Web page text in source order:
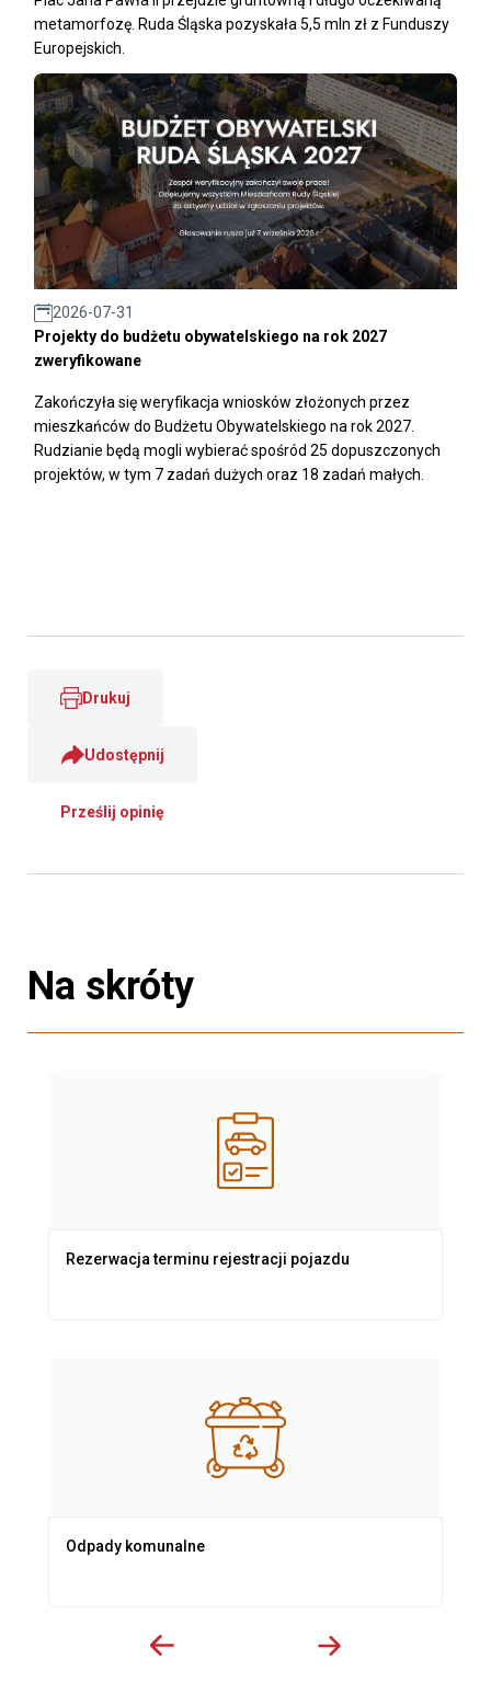
metamorfozę. Ruda Śląska pozyskała 5,5 mln zł z Funduszy
Europejskich.
2026-07-31
Projekty do budżetu obywatelskiego na rok 2027
zweryfikowane
Zakończyła się weryfikacja wniosków złożonych przez
mieszkańców do Budżetu Obywatelskiego na rok 2027.
Rudzianie będą mogli wybierać spośród 25 dopuszczonych
projektów, w tym 7 zadań dużych oraz 18 zadań małych.
Drukuj
Udostępnij
Prześlij opinię
Na skróty
Rezerwacja terminu rejestracji pojazdu
Odpady komunalne